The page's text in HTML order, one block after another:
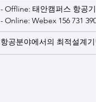
- Offline: 태안캠퍼스 항공기
- Online: Webex 156 731 3901
항공분야에서의 최적설계기